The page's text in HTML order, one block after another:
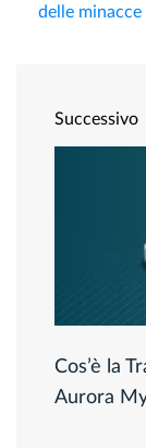
delle minacce
Successivo
Cos’è la
Aurora